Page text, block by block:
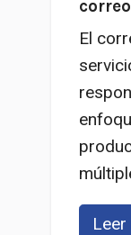
El
Leer